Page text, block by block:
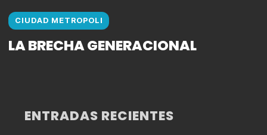
CIUDAD METROPOLI
LA BRECHA GENERACIONAL
ENTRADAS RECIENTES